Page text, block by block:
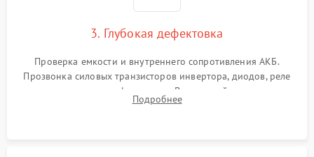
3. Глубокая дефектовка
Проверка емкости и внутреннего сопротивления АКБ.
Прозвонка силовых транзисторов инвертора, диодов, реле
переключения и трансформатора. Визуальный поиск вздутых
конденсаторов и прогаров на печатной плате.
Подробнее